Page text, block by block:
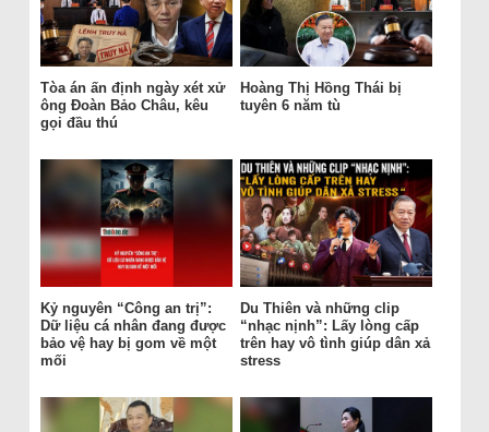
Tòa án ấn định ngày xét xử
ông Đoàn Bảo Châu, kêu
gọi đầu thú
Hoàng Thị Hồng Thái bị
tuyên 6 năm tù
Kỷ nguyên “Công an trị”:
Dữ liệu cá nhân đang được
bảo vệ hay bị gom về một
mối
Du Thiên và những clip
“nhạc nịnh”: Lấy lòng cấp
trên hay vô tình giúp dân xả
stress